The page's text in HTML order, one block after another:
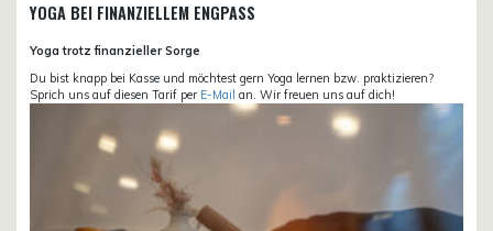
YOGA BEI FINANZIELLEM ENGPASS
Yoga trotz finanzieller Sorge
Du bist knapp bei Kasse und möchtest gern Yoga lernen bzw. praktizieren?
Sprich uns auf diesen Tarif per E-Mail an. Wir freuen uns auf dich!